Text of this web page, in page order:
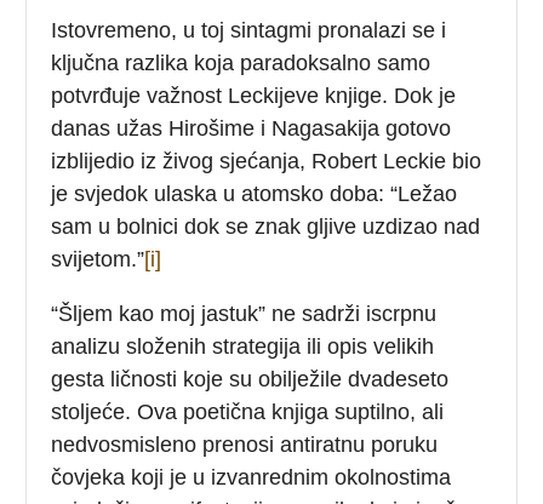
Istovremeno, u toj sintagmi pronalazi se i
ključna razlika koja paradoksalno samo
potvrđuje važnost Leckijeve knjige. Dok je
danas užas Hirošime i Nagasakija gotovo
izblijedio iz živog sjećanja, Robert Leckie bio
je svjedok ulaska u atomsko doba: “Ležao
sam u bolnici dok se znak gljive uzdizao nad
svijetom.”[i]
“Šljem kao moj jastuk” ne sadrži iscrpnu
analizu složenih strategija ili opis velikih
gesta ličnosti koje su obilježile dvadeseto
stoljeće. Ova poetična knjiga suptilno, ali
nedvosmisleno prenosi antiratnu poruku
čovjeka koji je u izvanrednim okolnostima